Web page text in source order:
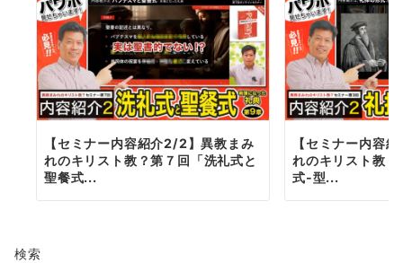
【セミナー内容紹介2/2】異教まみ
れのキリスト教？第７回「洗礼式と
聖餐式...
【セミナー内容
れのキリスト教
式-型...
検索